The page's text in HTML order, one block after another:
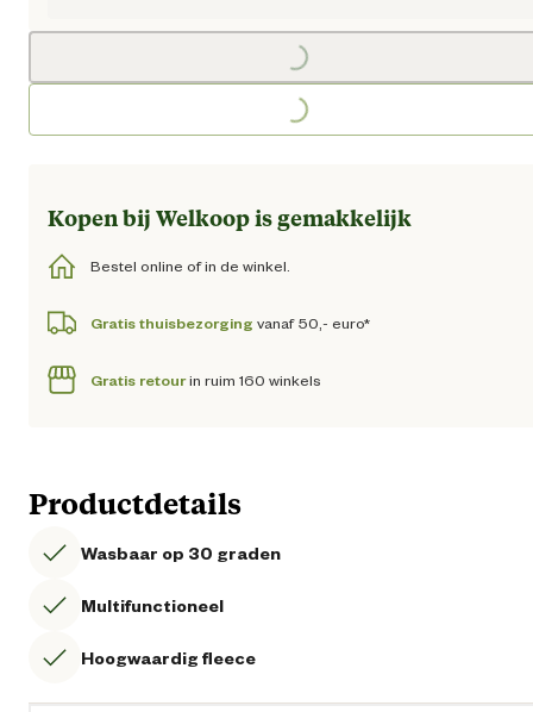
Loading...
Loading...
Kopen bij Welkoop is gemakkelijk
Bestel online of in de winkel.
Gratis thuisbezorging vanaf 50,- euro*
Gratis retourin ruim 160 winkels
Productdetails
Wasbaar op 30 graden
Multifunctioneel
Hoogwaardig fleece